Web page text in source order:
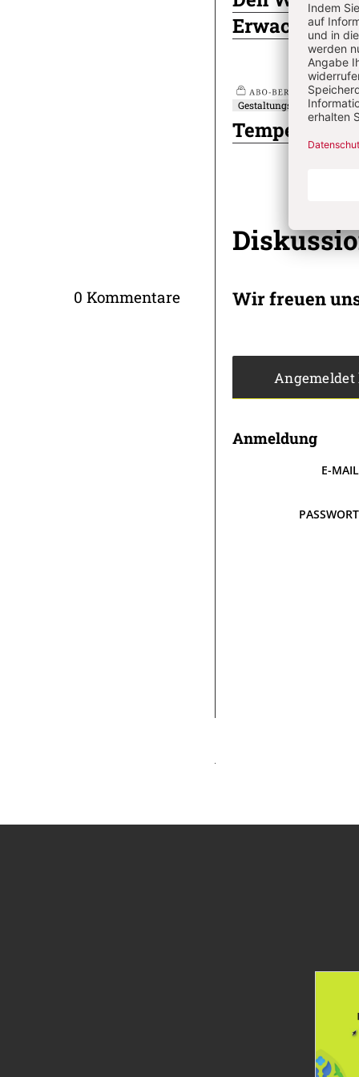
Erwachsene
Plus
Gestaltungselement
Tempel
0 Kommentare Wir freuen
Anmeldung
E-